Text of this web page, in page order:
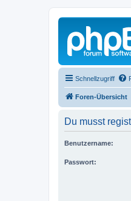
Schnellzugriff
Foren-Übersicht
Du musst
Benutzername:
Passwort: